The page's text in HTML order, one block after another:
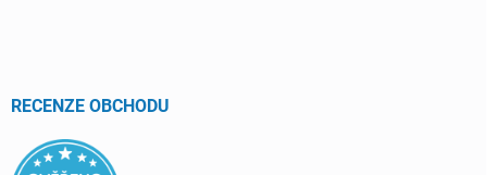
RECENZE OBCHODU